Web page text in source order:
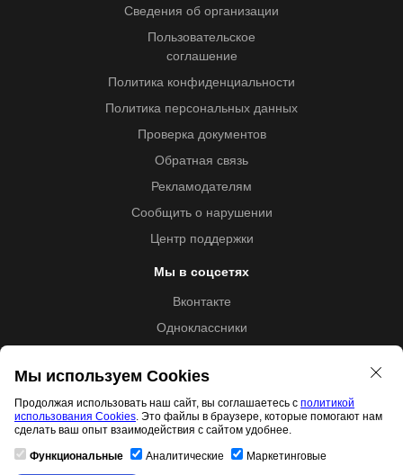
Сведения об организации
Пользовательское
соглашение
Политика конфиденциальности
Политика персональных данных
Проверка документов
Обратная связь
Рекламодателям
Сообщить о нарушении
Центр поддержки
Мы в соцсетях
Вконтакте
Одноклассники
Образовательная лицензия №5257 от 09.09.2020 (Л035-
01253-67/00192487)
Мы используем Cookies
Продолжая использовать наш сайт, вы соглашаетесь с политикой
использования Cookies. Это файлы в браузере, которые помогают нам
сделать ваш опыт взаимодействия с сайтом удобнее.
Функциональные Аналитические Маркетинговые